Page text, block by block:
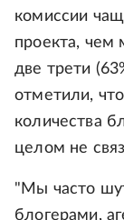
комиссии
проекта,
две трети
отметили,
количества
целом не
"Мы часто
блогерами,